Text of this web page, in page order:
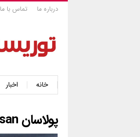
درباره ما تماس با ما
خانه اخبار
پولاسان Pulasan